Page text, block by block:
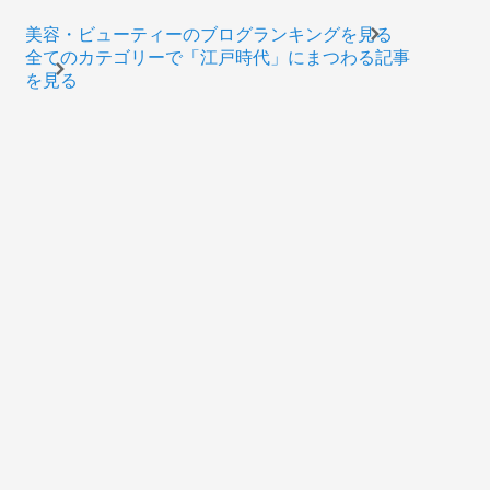
美容・ビューティーのブログランキングを見る
全てのカテゴリーで「江戸時代」にまつわる記事
を見る